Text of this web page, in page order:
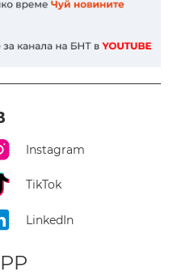
Instagram
TikTok
LinkedIn